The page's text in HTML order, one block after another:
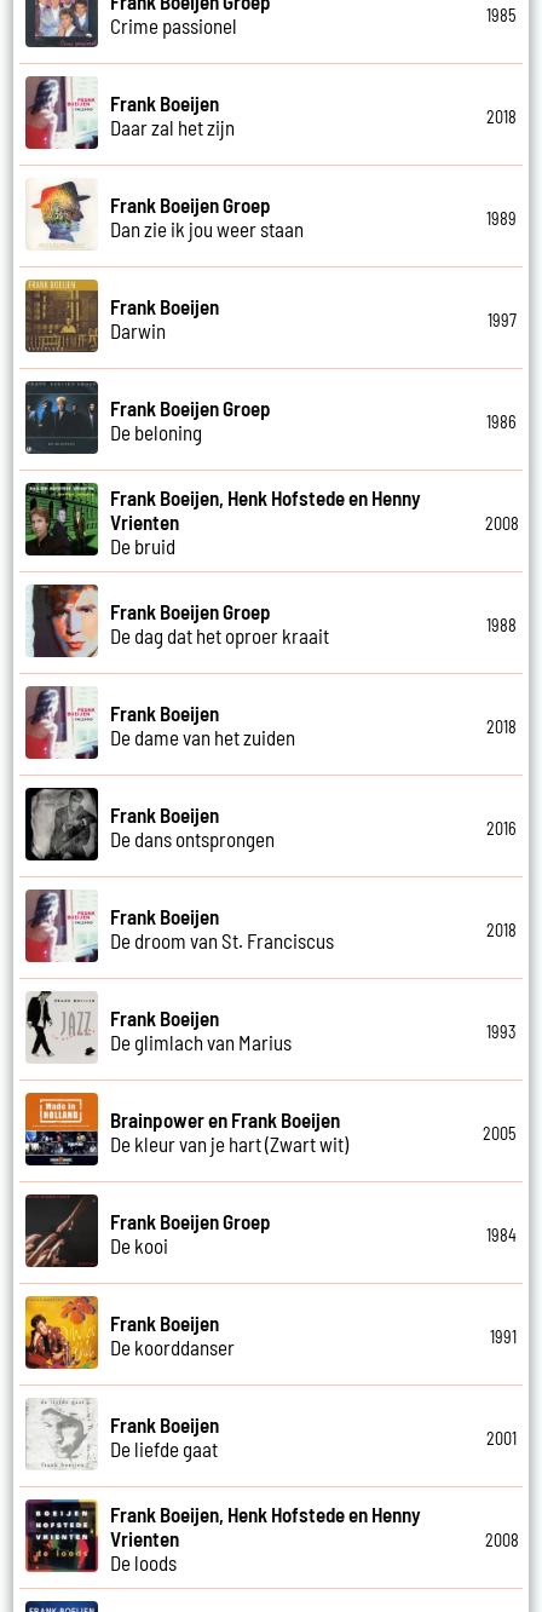
Crime passionel
1985
Frank Boeijen
Daar zal het zijn
2018
Frank Boeijen Groep
Dan zie ik jou weer staan
1989
Frank Boeijen
Darwin
1997
Frank Boeijen Groep
De beloning
1986
Frank Boeijen, Henk Hofstede en Henny
Vrienten
De bruid
2008
Frank Boeijen Groep
De dag dat het oproer kraait
1988
Frank Boeijen
De dame van het zuiden
2018
Frank Boeijen
De dans ontsprongen
2016
Frank Boeijen
De droom van St. Franciscus
2018
Frank Boeijen
De glimlach van Marius
1993
Brainpower en Frank Boeijen
De kleur van je hart (Zwart wit)
2005
Frank Boeijen Groep
De kooi
1984
Frank Boeijen
De koorddanser
1991
Frank Boeijen
De liefde gaat
2001
Frank Boeijen, Henk Hofstede en Henny
Vrienten
De loods
2008